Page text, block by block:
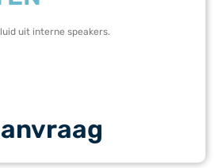
uit interne speakers.